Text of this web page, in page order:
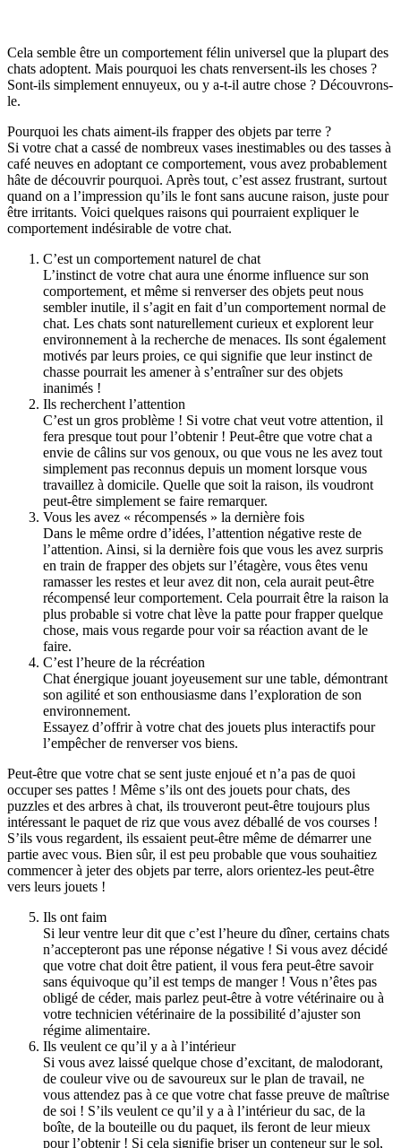
Cela semble être un comportement félin universel que la plupart des
chats adoptent. Mais pourquoi les chats renversent-ils les choses ?
Sont-ils simplement ennuyeux, ou y a-t-il autre chose ? Découvrons-
le.
Pourquoi les chats aiment-ils frapper des objets par terre ?
Si votre chat a cassé de nombreux vases inestimables ou des tasses à
café neuves en adoptant ce comportement, vous avez probablement
hâte de découvrir pourquoi. Après tout, c’est assez frustrant, surtout
quand on a l’impression qu’ils le font sans aucune raison, juste pour
être irritants. Voici quelques raisons qui pourraient expliquer le
comportement indésirable de votre chat.
C’est un comportement naturel de chat
L’instinct de votre chat aura une énorme influence sur son
comportement, et même si renverser des objets peut nous
sembler inutile, il s’agit en fait d’un comportement normal de
chat. Les chats sont naturellement curieux et explorent leur
environnement à la recherche de menaces. Ils sont également
motivés par leurs proies, ce qui signifie que leur instinct de
chasse pourrait les amener à s’entraîner sur des objets
inanimés !
Ils recherchent l’attention
C’est un gros problème ! Si votre chat veut votre attention, il
fera presque tout pour l’obtenir ! Peut-être que votre chat a
envie de câlins sur vos genoux, ou que vous ne les avez tout
simplement pas reconnus depuis un moment lorsque vous
travaillez à domicile. Quelle que soit la raison, ils voudront
peut-être simplement se faire remarquer.
Vous les avez « récompensés » la dernière fois
Dans le même ordre d’idées, l’attention négative reste de
l’attention. Ainsi, si la dernière fois que vous les avez surpris
en train de frapper des objets sur l’étagère, vous êtes venu
ramasser les restes et leur avez dit non, cela aurait peut-être
récompensé leur comportement. Cela pourrait être la raison la
plus probable si votre chat lève la patte pour frapper quelque
chose, mais vous regarde pour voir sa réaction avant de le
faire.
C’est l’heure de la récréation
Chat énergique jouant joyeusement sur une table, démontrant
son agilité et son enthousiasme dans l’exploration de son
environnement.
Essayez d’offrir à votre chat des jouets plus interactifs pour
l’empêcher de renverser vos biens.
Peut-être que votre chat se sent juste enjoué et n’a pas de quoi
occuper ses pattes ! Même s’ils ont des jouets pour chats, des
puzzles et des arbres à chat, ils trouveront peut-être toujours plus
intéressant le paquet de riz que vous avez déballé de vos courses !
S’ils vous regardent, ils essaient peut-être même de démarrer une
partie avec vous. Bien sûr, il est peu probable que vous souhaitiez
commencer à jeter des objets par terre, alors orientez-les peut-être
vers leurs jouets !
Ils ont faim
Si leur ventre leur dit que c’est l’heure du dîner, certains chats
n’accepteront pas une réponse négative ! Si vous avez décidé
que votre chat doit être patient, il vous fera peut-être savoir
sans équivoque qu’il est temps de manger ! Vous n’êtes pas
obligé de céder, mais parlez peut-être à votre vétérinaire ou à
votre technicien vétérinaire de la possibilité d’ajuster son
régime alimentaire.
Ils veulent ce qu’il y a à l’intérieur
Si vous avez laissé quelque chose d’excitant, de malodorant,
de couleur vive ou de savoureux sur le plan de travail, ne
vous attendez pas à ce que votre chat fasse preuve de maîtrise
de soi ! S’ils veulent ce qu’il y a à l’intérieur du sac, de la
boîte, de la bouteille ou du paquet, ils feront de leur mieux
pour l’obtenir ! Si cela signifie briser un conteneur sur le sol,